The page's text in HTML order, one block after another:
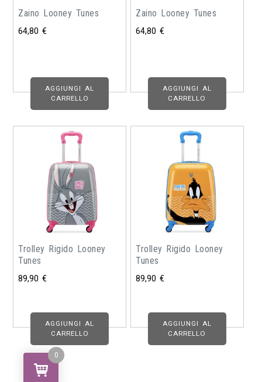
Zaino Looney Tunes
64,80€
AGGIUNGI AL
CARRELLO
Zaino Looney Tunes
64,80€
AGGIUNGI AL
CARRELLO
Trolley Rigido Looney
Tunes
89,90€
AGGIUNGI AL
CARRELLO
Trolley Rigido Looney
Tunes
89,90€
AGGIUNGI AL
CARRELLO
0